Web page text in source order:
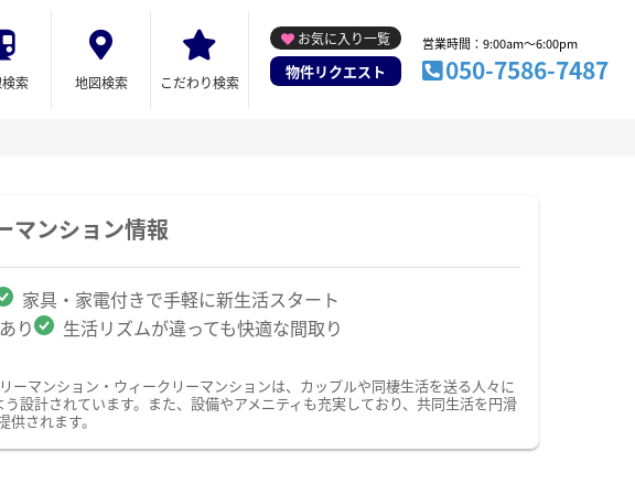
索 地図検索 こだわり検索
お気に入り一覧
物件リクエスト
営業時間：9:00am～6:00pm
050-7586-7487
マンション情報
家具・家電付きで手軽に新生活スタート
り 生活リズムが違っても快適な間取り
マンション・ウィークリーマンションは、カップルや同棲生活を送る人々に
設計されています。また、設備やアメニティも充実しており、共同生活を円滑
されます。